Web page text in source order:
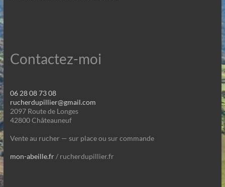
Contactez-moi
06 28 08 73 08
rucherdupillier@gmail.com
2097 Route de Longes
42800 Châteauneuf
Vente au rucher — sur place ou sur commande
mon-abeille.fr/ rucherdupillier.fr